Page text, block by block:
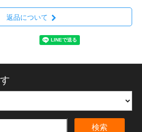
返品について
検索